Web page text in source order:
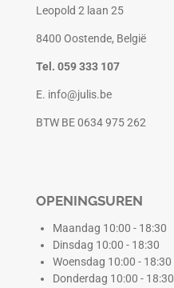
Leopold 2 laan 25
8400 Oostende, België
Tel. 059 333 107
E. info@julis.be
BTW BE 0634 975 262
OPENINGSUREN
Maandag 10:00 - 18:30
Dinsdag 10:00 - 18:30
Woensdag 10:00 - 18:30
Donderdag 10:00 - 18:30